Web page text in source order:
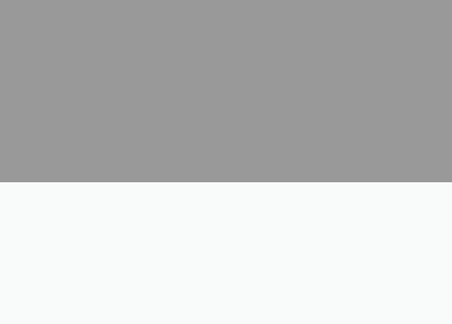
окне))